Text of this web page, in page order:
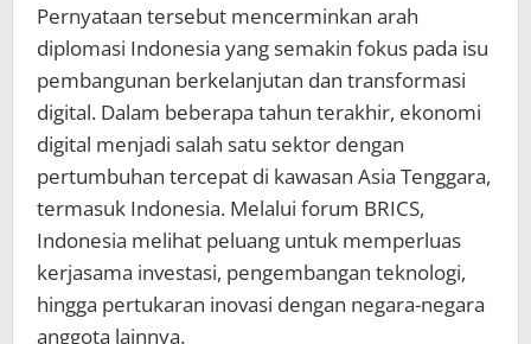
Pernyataan tersebut mencerminkan arah
diplomasi Indonesia yang semakin fokus pada isu
pembangunan berkelanjutan dan transformasi
digital. Dalam beberapa tahun terakhir, ekonomi
digital menjadi salah satu sektor dengan
pertumbuhan tercepat di kawasan Asia Tenggara,
termasuk Indonesia. Melalui forum BRICS,
Indonesia melihat peluang untuk memperluas
kerjasama investasi, pengembangan teknologi,
hingga pertukaran inovasi dengan negara-negara
anggota lainnya.